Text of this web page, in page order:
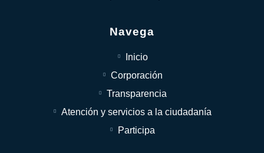
Navega
Inicio
Corporación
Transparencia
Atención y servicios a la ciudadanía
Participa